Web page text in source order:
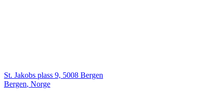
St. Jakobs plass 9, 5008 Bergen
Bergen, Norge